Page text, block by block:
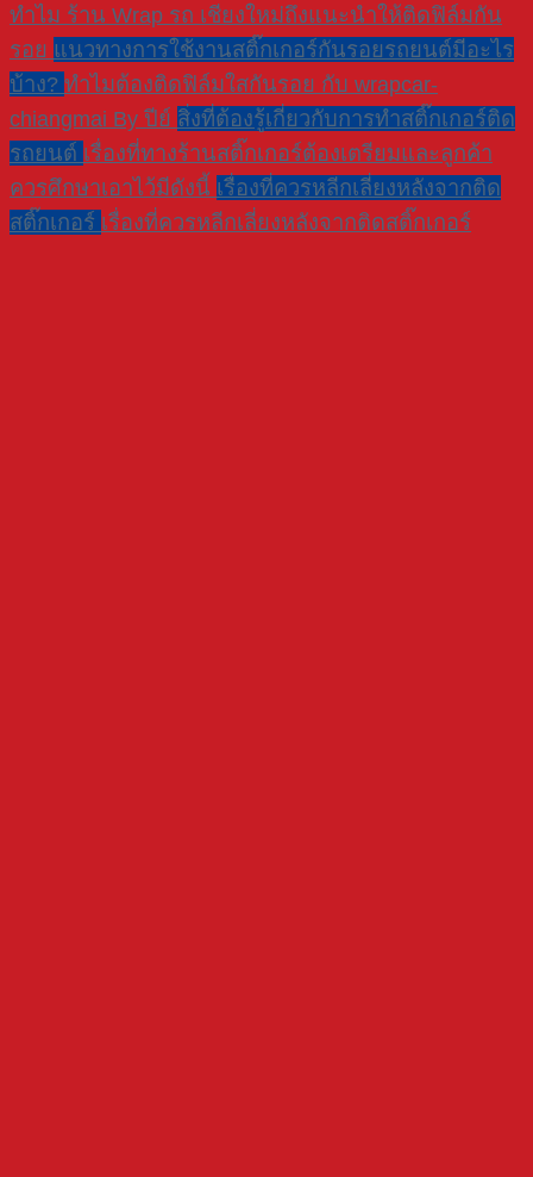
ทำไม ร้าน Wrap รถ เชียงใหม่ถึงแนะนำให้ติดฟิล์มกัน
รอย แนวทางการใช้งานสติ๊กเกอร์กันรอยรถยนต์มีอะไร
บ้าง? ทำไมต้องติดฟิล์มใสกันรอย กับ wrapcar-
chiangmai By ปีย์ สิ่งที่ต้องรู้เกี่ยวกับการทำสติ๊กเกอร์ติด
รถยนต์ เรื่องที่ทางร้านสติ๊กเกอร์ต้องเตรียมและลูกค้า
ควรศึกษาเอาไว้มีดังนี้ เรื่องที่ควรหลีกเลี่ยงหลังจากติด
สติ๊กเกอร์ เรื่องที่ควรหลีกเลี่ยงหลังจากติดสติ๊กเกอร์